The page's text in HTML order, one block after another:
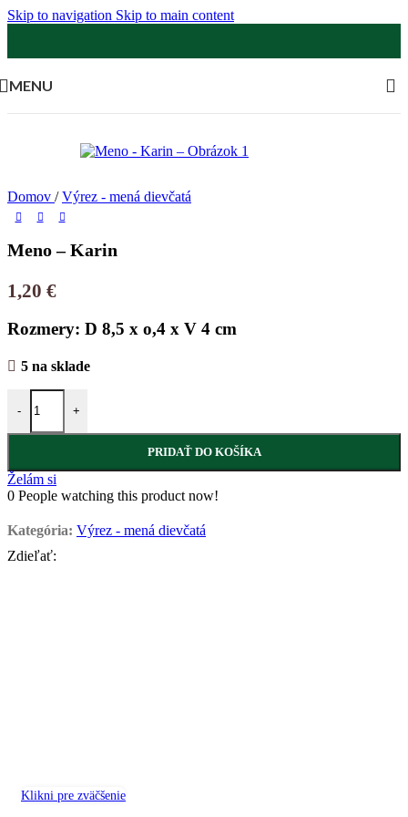
Skip to navigation Skip to main content
MENU
Klikni pre zväčšenie
Domov / Výrez - mená dievčatá
Meno – Karin
1,20 €
Rozmery: D 8,5 x o,4 x V 4 cm
5 na sklade
-
množstvo Meno - Karin
+
PRIDAŤ DO KOŠÍKA
Želám si
0 People watching this product now!
Kategória: Výrez - mená dievčatá
Zdieľať: